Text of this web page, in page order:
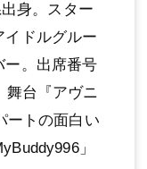
⾝。スター
イドルグルー
ー。出席番号
舞台『アヴニ
ートの⾯⽩い
」